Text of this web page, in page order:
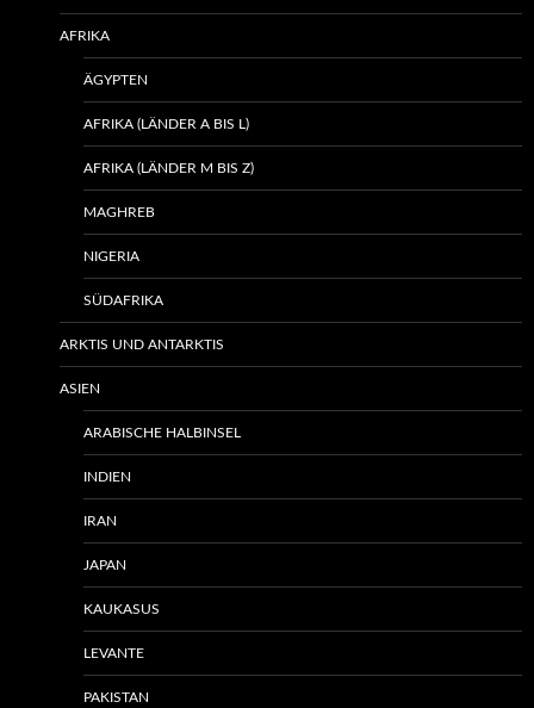
AFRIKA
ÄGYPTEN
AFRIKA (LÄNDER A BIS L)
AFRIKA (LÄNDER M BIS Z)
MAGHREB
NIGERIA
SÜDAFRIKA
ARKTIS UND ANTARKTIS
ASIEN
ARABISCHE HALBINSEL
INDIEN
IRAN
JAPAN
KAUKASUS
LEVANTE
PAKISTAN